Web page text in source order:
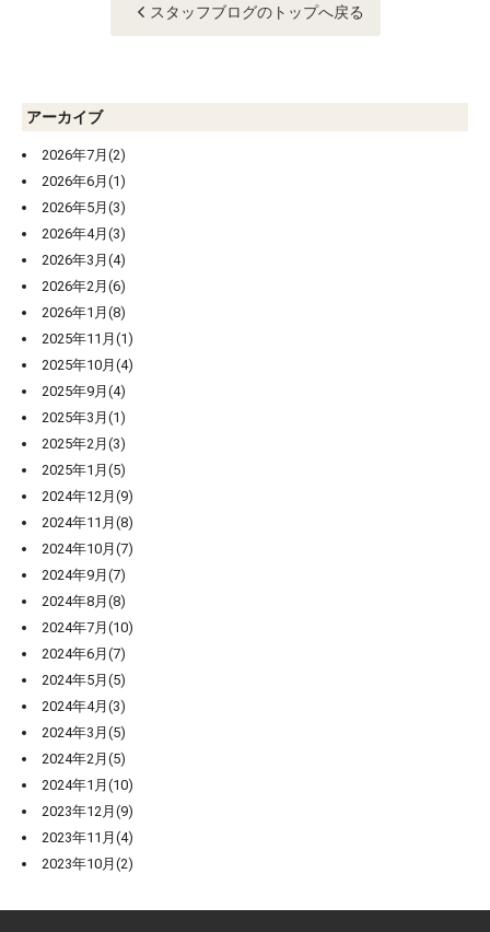
スタッフブログのトップへ戻る
アーカイブ
2026年7月(2)
2026年6月(1)
2026年5月(3)
2026年4月(3)
2026年3月(4)
2026年2月(6)
2026年1月(8)
2025年11月(1)
2025年10月(4)
2025年9月(4)
2025年3月(1)
2025年2月(3)
2025年1月(5)
2024年12月(9)
2024年11月(8)
2024年10月(7)
2024年9月(7)
2024年8月(8)
2024年7月(10)
2024年6月(7)
2024年5月(5)
2024年4月(3)
2024年3月(5)
2024年2月(5)
2024年1月(10)
2023年12月(9)
2023年11月(4)
2023年10月(2)